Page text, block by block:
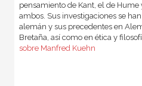
pensamiento de Kant, el de
ambos. Sus investigaciones se
alemán y sus precedentes en
Bretaña, así como en ética y
sobre Manfred Kuehn